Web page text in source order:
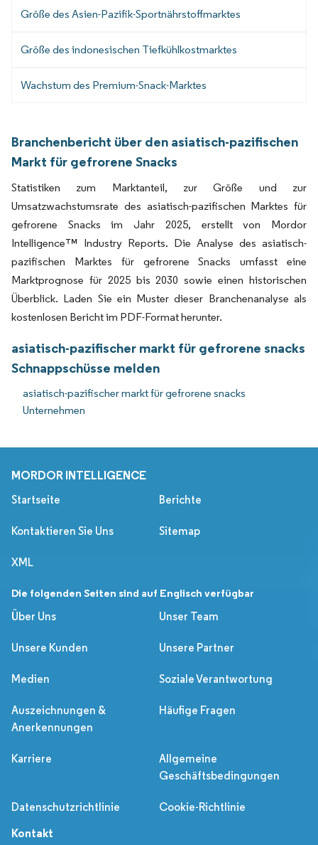
Größe des Asien-Pazifik-Sportnährstoffmarktes
Größe des indonesischen Tiefkühlkostmarktes
Wachstum des Premium-Snack-Marktes
Branchenbericht über den asiatisch-pazifischen
Markt für gefrorene Snacks
Statistiken zum Marktanteil, zur Größe und zur
Umsatzwachstumsrate des asiatisch-pazifischen Marktes für
gefrorene Snacks im Jahr 2025, erstellt von Mordor
Intelligence™ Industry Reports. Die Analyse des asiatisch-
pazifischen Marktes für gefrorene Snacks umfasst eine
Marktprognose für 2025 bis 2030 sowie einen historischen
Überblick. Laden Sie ein Muster dieser Branchenanalyse als
kostenlosen Bericht im PDF-Format herunter.
asiatisch-pazifischer markt für gefrorene snacks
Schnappschüsse melden
asiatisch-pazifischer markt für gefrorene snacks
Unternehmen
MORDOR INTELLIGENCE
Startseite Berichte
Kontaktieren Sie Uns Sitemap
XML
Die folgenden Seiten sind auf Englisch verfügbar
Über Uns
Unser Team
Unsere Kunden Unsere Partner
Medien Soziale Verantwortung
Auszeichnungen &
Anerkennungen
Häufige Fragen
Karriere
Allgemeine
Geschäftsbedingungen
Datenschutzrichtlinie Cookie-Richtlinie
Kontakt